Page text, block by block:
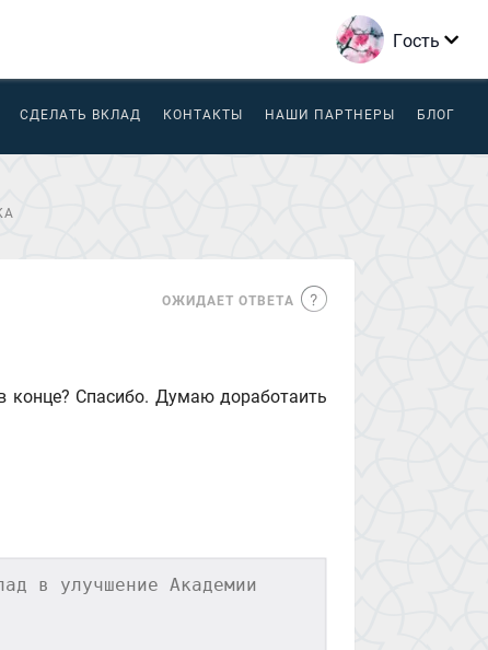
Гость
СДЕЛАТЬ ВКЛАД КОНТАКТЫ НАШИ ПАРТНЕРЫ БЛОГ
ОЖИДАЕТ ОТВЕТА
конце? Спасибо. Думаю доработаить